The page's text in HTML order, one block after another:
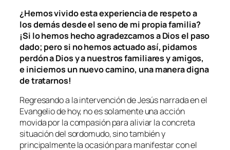
¿Hemos vivido esta experiencia de respeto a
los demás desde el seno de mi propia familia?
¡Si lo hemos hecho agradezcamos a Dios el paso
dado; pero si no hemos actuado así, pidamos
perdón a Dios y a nuestros familiares y amigos,
e iniciemos un nuevo camino, una manera digna
de tratarnos!
Regresando a la intervención de Jesús narrada en el
Evangelio de hoy, no es solamente una acción
movida por la compasión para aliviar la concreta
situación del sordomudo, sino también y
principalmente la ocasión para manifestar con el